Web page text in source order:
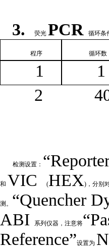
3. 荧光 PCR 循环条
程序 循环数
1 1
2
4
检测设置： “
和 VIC(HEX)，分别
测。 “Quencher
ABI 系列仪器，注意将
Reference”设置为